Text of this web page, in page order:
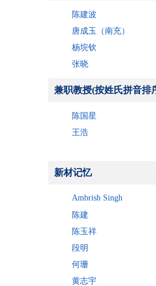
陈建波
唐成玉（南充）
杨垸钦
张晓
兼职教授(按姓氏拼音排
陈国星
王浩
新材记忆
Ambrish Singh
陈建
陈玉祥
段明
何珊
黄志宇